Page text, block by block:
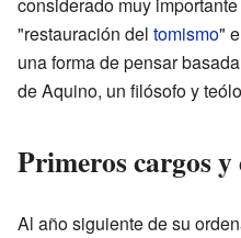
considerado muy
"restauración del tomismo"
una forma de pensar
de Aquino, un filósofo y
Primeros cargos y
Al año siguiente de su